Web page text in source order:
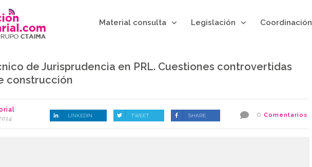
Material consulta Legislación Coordinación
de Jurisprudencia en PRL. Cuestiones controvertidas
construcción
LINKEDIN TWEET SHARE 0 Comentarios